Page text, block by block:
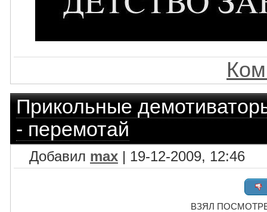
Прикольные
- перемотай
Добавил max | 19-12-2009, 12:46
ВЗЯЛ